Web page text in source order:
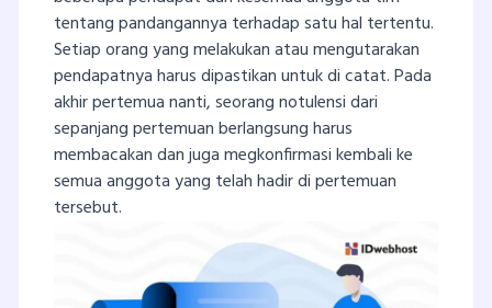
tentang pandangannya terhadap satu hal tertentu.
Setiap orang yang melakukan atau mengutarakan
pendapatnya harus dipastikan untuk di catat. Pada
akhir pertemua nanti, seorang notulensi dari
sepanjang pertemuan berlangsung harus
membacakan dan juga megkonfirmasi kembali ke
semua anggota yang telah hadir di pertemuan
tersebut.